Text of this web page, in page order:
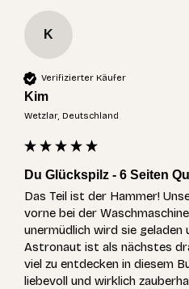
K
Verifizierter Käufer
Kim
Wetzlar, Deutschland
Du Glückspilz - 6 Seiten
Das Teil ist der Hammer!
vorne bei der
unermüdlich wird sie
Astronaut ist als nächstes
viel zu entdecken in diesem
liebevoll und wirklich